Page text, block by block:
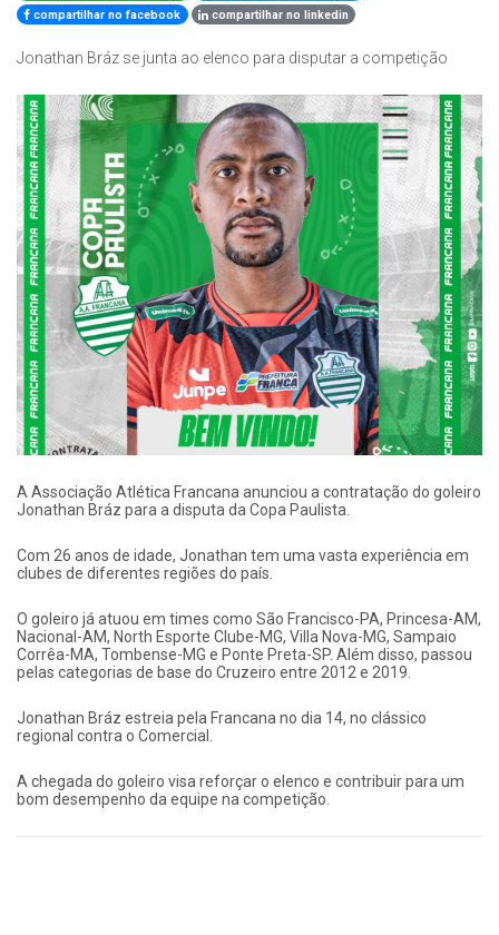
compartilhar no facebook
compartilhar no linkedin
Jonathan Bráz se junta ao elenco para disputar a competição
A Associação Atlética Francana anunciou a contratação do goleiro
Jonathan Bráz para a disputa da Copa Paulista.
Com 26 anos de idade, Jonathan tem uma vasta experiência em
clubes de diferentes regiões do país.
O goleiro já atuou em times como São Francisco-PA, Princesa-AM,
Nacional-AM, North Esporte Clube-MG, Villa Nova-MG, Sampaio
Corrêa-MA, Tombense-MG e Ponte Preta-SP. Além disso, passou
pelas categorias de base do Cruzeiro entre 2012 e 2019.
Jonathan Bráz estreia pela Francana no dia 14, no clássico
regional contra o Comercial.
A chegada do goleiro visa reforçar o elenco e contribuir para um
bom desempenho da equipe na competição.